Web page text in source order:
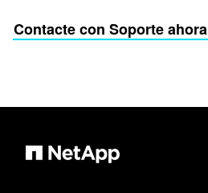
Contacte con Soporte ahora